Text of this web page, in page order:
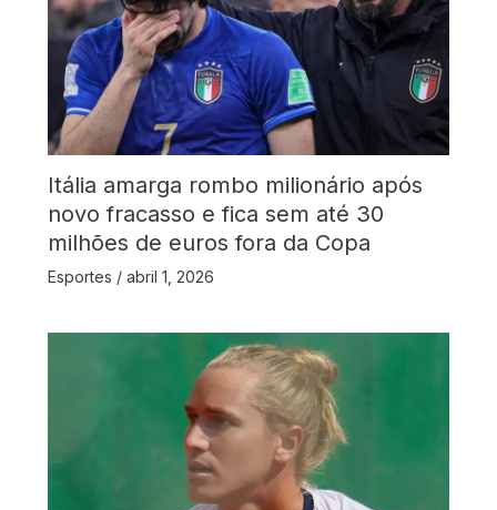
Itália amarga rombo milionário após
novo fracasso e fica sem até 30
milhões de euros fora da Copa
Esportes / abril 1, 2026